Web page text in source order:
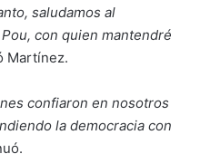
saludamos al
con quien mantendré
Martínez.
confiaron en nosotros
la democracia con